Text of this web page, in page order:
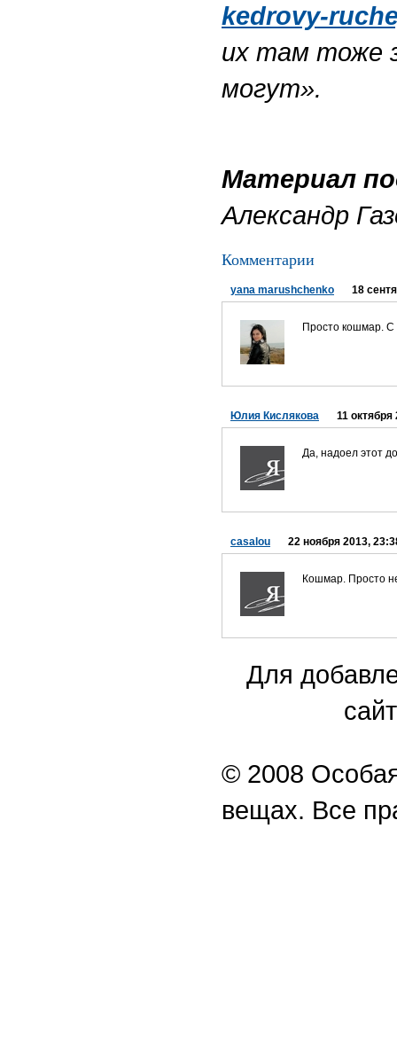
kedrovy-
их там тоже
могут».
Материал
Александр
Комментарии
yana marushchenko 18
Просто кошмар. С
Юлия Кислякова 11 октября
Да, надоел этот
casalou 22 ноября 2013,
Кошмар. Просто
Для
© 2008
вещах. Все